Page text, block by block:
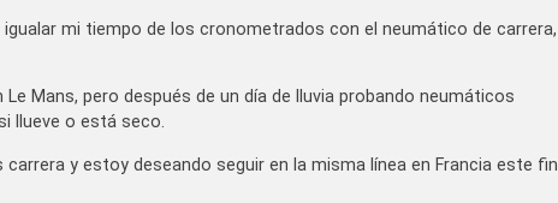
mi tiempo de los cronometrados con el neumático de carrera,
Mans, pero después de un día de lluvia probando neumáticos
llueve o está seco.
y estoy deseando seguir en la misma línea en Francia este fin